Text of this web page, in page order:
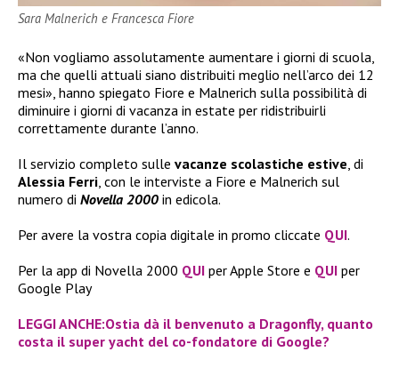
Sara Malnerich e Francesca Fiore
«Non vogliamo assolutamente aumentare i giorni di scuola,
ma che quelli attuali siano distribuiti meglio nell’arco dei 12
mesi», hanno spiegato Fiore e Malnerich sulla possibilità di
diminuire i giorni di vacanza in estate per ridistribuirli
correttamente durante l’anno.
Il servizio completo sulle vacanze scolastiche estive, di
Alessia Ferri, con le interviste a Fiore e Malnerich sul
numero di Novella 2000 in edicola.
Per avere la vostra copia digitale in promo cliccate QUI.
Per la app di Novella 2000 QUI per Apple Store e QUI per
Google Play
LEGGI ANCHE:Ostia dà il benvenuto a Dragonfly, quanto
costa il super yacht del co-fondatore di Google?